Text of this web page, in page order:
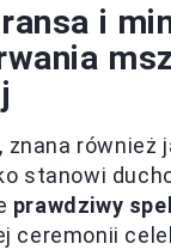
i
znana również
stanowi
prawdziwy
ceremonii